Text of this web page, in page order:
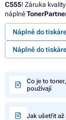
C555! Záruka
náplně
Náplně do
Náplně do
Co je to
používají
Jak ušetřit až